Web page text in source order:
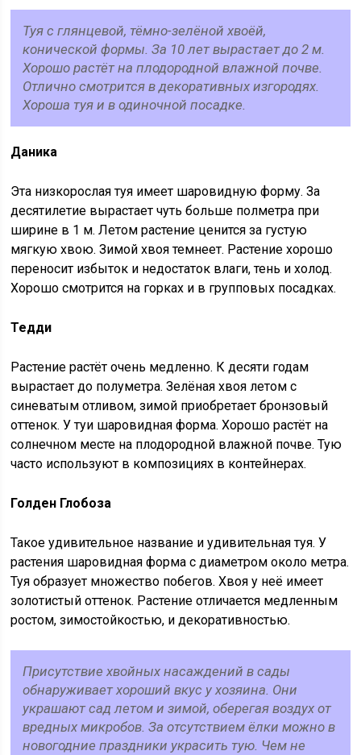
Туя с глянцевой, тёмно-зелёной хвоёй,
конической формы. За 10 лет вырастает до 2 м.
Хорошо растёт на плодородной влажной почве.
Отлично смотрится в декоративных изгородях.
Хороша туя и в одиночной посадке.
Даника
Эта низкорослая туя имеет шаровидную форму. За
десятилетие вырастает чуть больше полметра при
ширине в 1 м. Летом растение ценится за густую
мягкую хвою. Зимой хвоя темнеет. Растение хорошо
переносит избыток и недостаток влаги, тень и холод.
Хорошо смотрится на горках и в групповых посадках.
Тедди
Растение растёт очень медленно. К десяти годам
вырастает до полуметра. Зелёная хвоя летом с
синеватым отливом, зимой приобретает бронзовый
оттенок. У туи шаровидная форма. Хорошо растёт на
солнечном месте на плодородной влажной почве. Тую
часто используют в композициях в контейнерах.
Голден Глобоза
Такое удивительное название и удивительная туя. У
растения шаровидная форма с диаметром около метра.
Туя образует множество побегов. Хвоя у неё имеет
золотистый оттенок. Растение отличается медленным
ростом, зимостойкостью, и декоративностью.
Присутствие хвойных насаждений в сады
обнаруживает хороший вкус у хозяина. Они
украшают сад летом и зимой, оберегая воздух от
вредных микробов. За отсутствием ёлки можно в
новогодние праздники украсить тую. Чем не